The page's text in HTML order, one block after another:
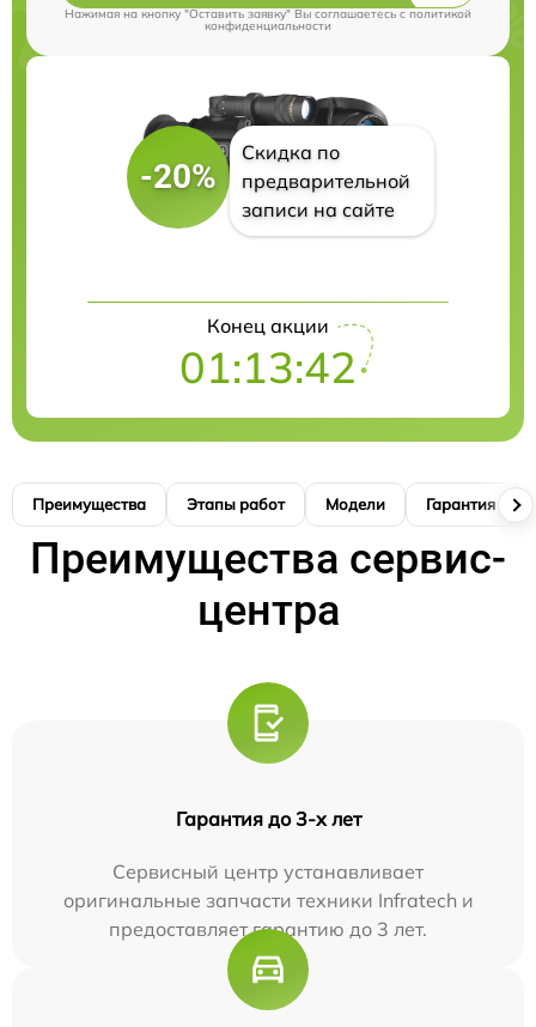
Нажимая на кнопку "Оставить заявку" Вы соглашаетесь cполитикой
конфиденциальности
-20%
Скидка по
предварительной
записи на сайте
Конец акции
01:13:42
Преимущества Этапы работ Модели Гарантия
Преимущества сервис-
центра
Гарантия до 3-х лет
Сервисный центр устанавливает
оригинальные запчасти техники Infratech и
предоставляет гарантию до 3 лет.